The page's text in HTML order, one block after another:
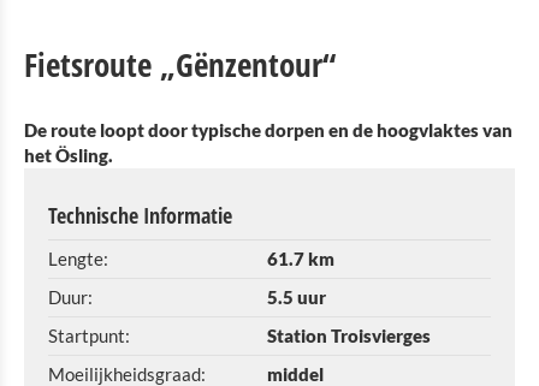
E-Bike T´Our "Laat de kerk in het dorp!"
E-Bike T´Our "Looss d´Kierch am Duerf!"
E-bike verhuur ( 6 stuks) april-september
Bagagetransport Service
Fietsroute „Gënzentour“
De route loopt door typische dorpen en de hoogvlaktes van
het Ösling.
Technische Informatie
Lengte:
61.7 km
Duur:
5.5 uur
Startpunt:
Station Troisvierges
Moeilijkheidsgraad:
middel